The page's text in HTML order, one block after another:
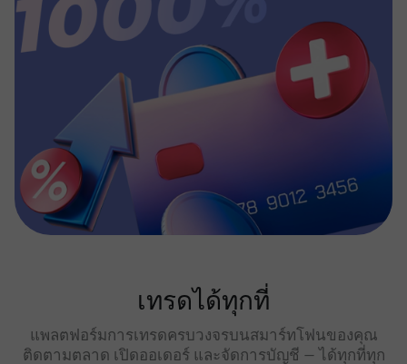
เทรดได้ทุกที่
แพลตฟอร์มการเทรดครบวงจรบนสมาร์ทโฟนของคุณ
ติดตามตลาด เปิดออเดอร์ และจัดการบัญชี — ได้ทุกที่ทุก